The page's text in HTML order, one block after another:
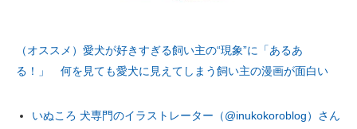
（オススメ）愛犬が好きすぎる飼い主の“現象”に「あるあ
る！」 何を見ても愛犬に見えてしまう飼い主の漫画が面白い
いぬころ 犬専門のイラストレーター（@inukokoroblog）さん